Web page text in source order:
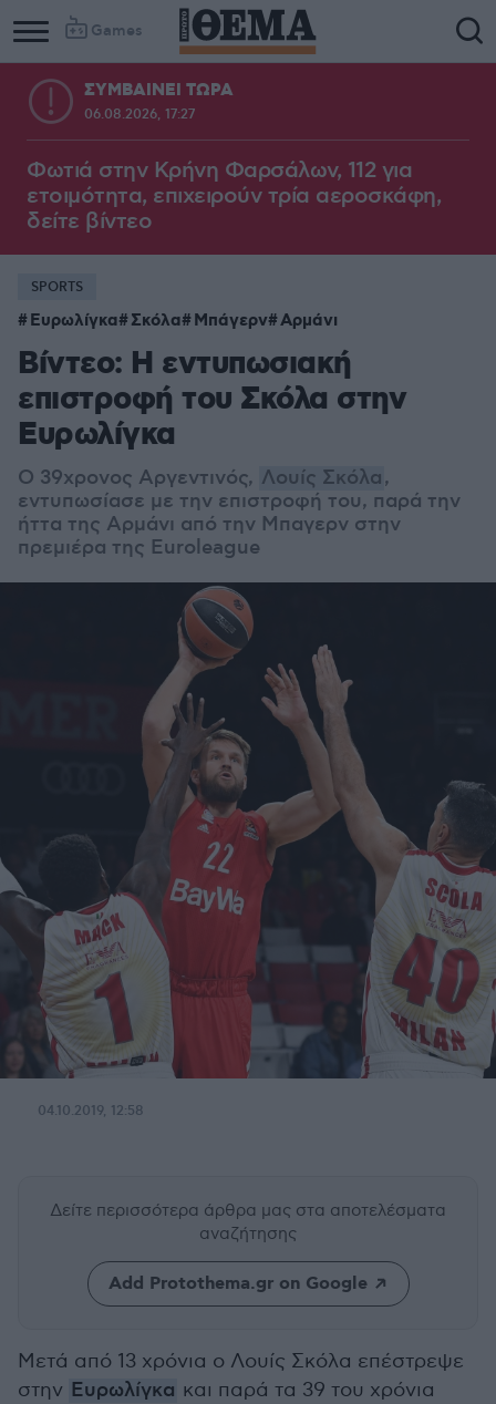
Games
ΣΥΜΒΑΙΝΕΙ ΤΩΡΑ
06.08.2026, 17:27
Φωτιά στην Κρήνη Φαρσάλων, 112 για
ετοιμότητα, επιχειρούν τρία αεροσκάφη,
δείτε βίντεο
SPORTS
Ευρωλίγκα Σκόλα Μπάγερν Αρμάνι
Βίντεο: Η εντυπωσιακή
επιστροφή του Σκόλα στην
Ευρωλίγκα
O 39χρονος Αργεντινός, Λουίς Σκόλα,
εντυπωσίασε με την επιστροφή του, παρά την
ήττα της Αρμάνι από την Μπαγερν στην
πρεμιέρα της Euroleague
04.10.2019, 12:58
Δείτε περισσότερα άρθρα μας στα αποτελέσματα
αναζήτησης
Add Protothema.gr on Google
Μετά από 13 χρόνια ο Λουίς Σκόλα επέστρεψε
στην Ευρωλίγκα και παρά τα 39 του χρόνια